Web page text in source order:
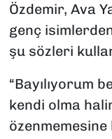
Özdemir, Ava
genç
şu sözleri
“Bayılıyorum
kendi olma
özenmemesine